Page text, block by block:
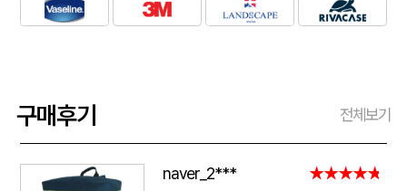
구매후기 전체보기
naver_2***
★★★★★